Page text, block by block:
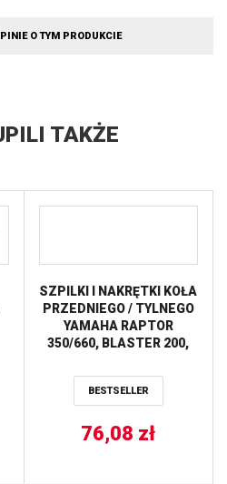
O TYM PRODUKCIE
TAKŻE
SZPILKI I NAKRĘTKI KOŁA
PRZEDNIEGO / TYLNEGO
YAMAHA RAPTOR
350/660, BLASTER 200,
BESTSELLER
76,08 zł